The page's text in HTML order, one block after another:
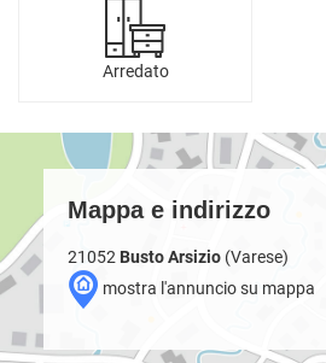
Arredato
Mappa e indirizzo
21052 Busto Arsizio(Varese)
mostra l'annuncio su mappa